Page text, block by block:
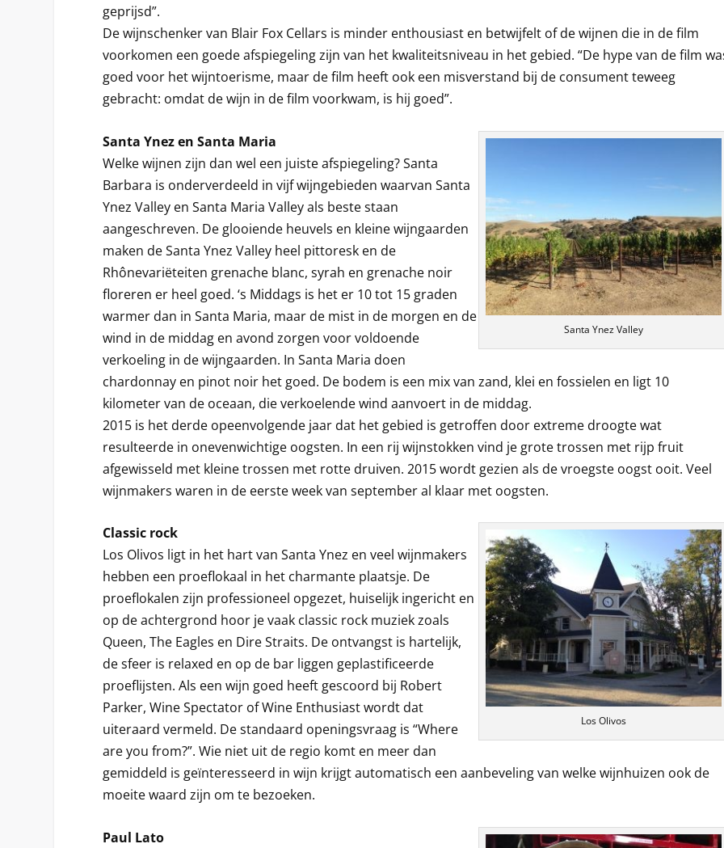
geprijsd”.
De wijnschenker van Blair Fox Cellars is minder enthousiast en betwijfelt of de wijnen die in de film
voorkomen een goede afspiegeling zijn van het kwaliteitsniveau in het gebied. “De hype van de film
goed voor het wijntoerisme, maar de film heeft ook een misverstand bij de consument teweeg
gebracht: omdat de wijn in de film voorkwam, is hij goed”.
Santa Ynez Valley
Santa Ynez en Santa Maria
Welke wijnen zijn dan wel een juiste afspiegeling? Santa
Barbara is onderverdeeld in vijf wijngebieden waarvan Santa
Ynez Valley en Santa Maria Valley als beste staan
aangeschreven. De glooiende heuvels en kleine wijngaarden
maken de Santa Ynez Valley heel pittoresk en de
Rhônevariëteiten grenache blanc, syrah en grenache noir
floreren er heel goed. ‘s Middags is het er 10 tot 15 graden
warmer dan in Santa Maria, maar de mist in de morgen en de
wind in de middag en avond zorgen voor voldoende
verkoeling in de wijngaarden. In Santa Maria doen
chardonnay en pinot noir het goed. De bodem is een mix van zand, klei en fossielen en ligt 10
kilometer van de oceaan, die verkoelende wind aanvoert in de middag.
2015 is het derde opeenvolgende jaar dat het gebied is getroffen door extreme droogte wat
resulteerde in onevenwichtige oogsten. In een rij wijnstokken vind je grote trossen met rijp fruit
afgewisseld met kleine trossen met rotte druiven. 2015 wordt gezien als de vroegste oogst ooit. Veel
wijnmakers waren in de eerste week van september al klaar met oogsten.
Los Olivos
Classic rock
Los Olivos ligt in het hart van Santa Ynez en veel wijnmakers
hebben een proeflokaal in het charmante plaatsje. De
proeflokalen zijn professioneel opgezet, huiselijk ingericht en
op de achtergrond hoor je vaak classic rock muziek zoals
Queen, The Eagles en Dire Straits. De ontvangst is hartelijk,
de sfeer is relaxed en op de bar liggen geplastificeerde
proeflijsten. Als een wijn goed heeft gescoord bij Robert
Parker, Wine Spectator of Wine Enthusiast wordt dat
uiteraard vermeld. De standaard openingsvraag is “Where
are you from?”. Wie niet uit de regio komt en meer dan
gemiddeld is geïnteresseerd in wijn krijgt automatisch een aanbeveling van welke wijnhuizen ook de
moeite waard zijn om te bezoeken.
Paul Lato